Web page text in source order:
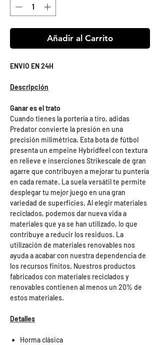
Añadir al Carrito
ENVIO EN 24H
Descripción
Ganar es el trato
Cuando tienes la portería a tiro, adidas
Predator convierte la presión en una
precisión milimétrica. Esta bota de fútbol
presenta un empeine Hybridfeel con textura
en relieve e inserciones Strikescale de gran
agarre que contribuyen a mejorar tu puntería
en cada remate. La suela versátil te permite
desplegar tu mejor juego en una gran
variedad de superficies. Al elegir materiales
reciclados, podemos dar nueva vida a
materiales que ya se han utilizado, lo que
contribuye a reducir los residuos. La
utilización de materiales renovables nos
ayuda a acabar con nuestra dependencia de
los recursos finitos. Nuestros productos
fabricados con materiales reciclados y
renovables contienen al menos un 20% de
estos materiales.
Detalles
Horma clásica